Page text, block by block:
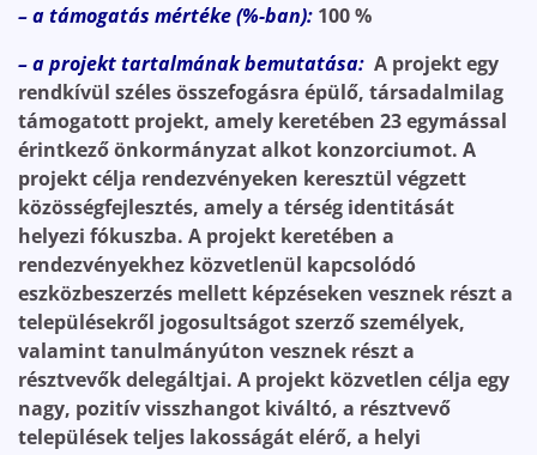
– a támogatás mértéke (%-ban): 100 %
– a projekt tartalmának bemutatása: A projekt egy
rendkívül széles összefogásra épülő, társadalmilag
támogatott projekt, amely keretében 23 egymással
érintkező önkormányzat alkot konzorciumot. A
projekt célja rendezvényeken keresztül végzett
közösségfejlesztés, amely a térség identitását
helyezi fókuszba. A projekt keretében a
rendezvényekhez közvetlenül kapcsolódó
eszközbeszerzés mellett képzéseken vesznek részt a
településekről jogosultságot szerző személyek,
valamint tanulmányúton vesznek részt a
résztvevők delegáltjai. A projekt közvetlen célja egy
nagy, pozitív visszhangot kiváltó, a résztvevő
települések teljes lakosságát elérő, a helyi